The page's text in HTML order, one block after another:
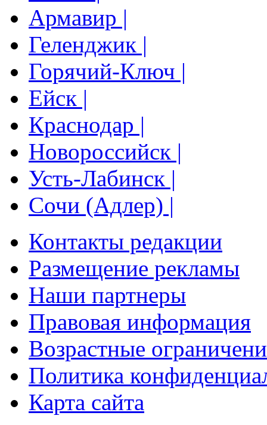
Армавир |
Геленджик |
Горячий-Ключ |
Ейск |
Краснодар |
Новороссийск |
Усть-Лабинск |
Сочи (Адлер) |
Контакты редакции
Размещение рекламы
Наши партнеры
Правовая информация
Возрастные
Политика
Карта сайта